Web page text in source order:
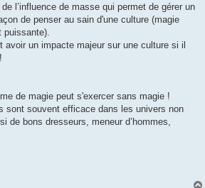
l’influence de masse qui permet de gérer un
de penser au sain d'une culture (magie
puissante).
avoir un impacte majeur sur une culture si il
de magie peut s'exercer sans magie !
sont souvent efficace dans les univers non
de bons dresseurs, meneur d’hommes,